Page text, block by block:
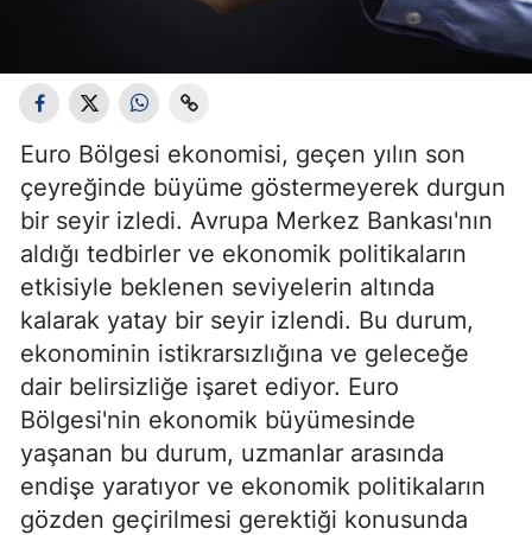
Euro Bölgesi ekonomisi, geçen yılın son
çeyreğinde büyüme göstermeyerek durgun
bir seyir izledi. Avrupa Merkez Bankası'nın
aldığı tedbirler ve ekonomik politikaların
etkisiyle beklenen seviyelerin altında
kalarak yatay bir seyir izlendi. Bu durum,
ekonominin istikrarsızlığına ve geleceğe
dair belirsizliğe işaret ediyor. Euro
Bölgesi'nin ekonomik büyümesinde
yaşanan bu durum, uzmanlar arasında
endişe yaratıyor ve ekonomik politikaların
gözden geçirilmesi gerektiği konusunda